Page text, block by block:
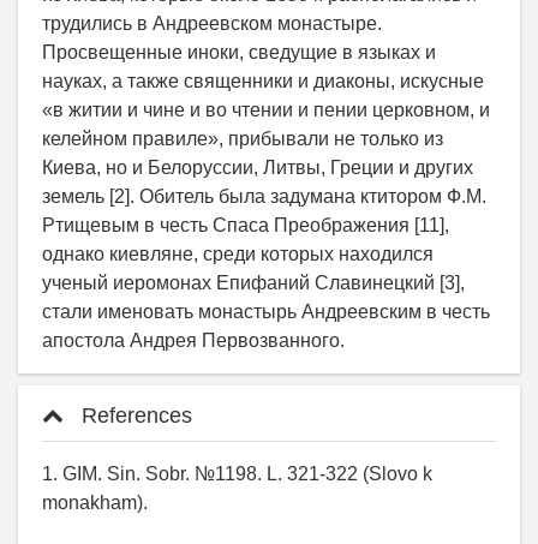
трудились в Андреевском монастыре.
Просвещенные иноки, сведущие в языках и
науках, а также священники и диаконы, искусные
«в житии и чине и во чтении и пении церковном, и
келейном правиле», прибывали не только из
Киева, но и Белоруссии, Литвы, Греции и других
земель [2]. Обитель была задумана ктитором Ф.М.
Ртищевым в честь Спаса Преображения [11],
однако киевляне, среди которых находился
ученый иеромонах Епифаний Славинецкий [3],
стали именовать монастырь Андреевским в честь
апостола Андрея Первозванного.
References
1. GIM. Sin. Sobr. №1198. L. 321-322 (Slovo k
monakham).